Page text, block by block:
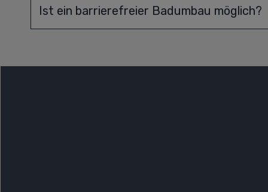
Ist ein barrierefreier Badumbau möglich?